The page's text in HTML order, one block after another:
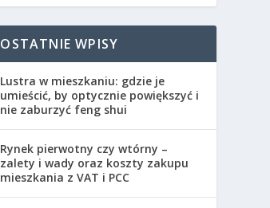
OSTATNIE WPISY
Lustra w mieszkaniu: gdzie je
umieścić, by optycznie powiększyć i
nie zaburzyć feng shui
Rynek pierwotny czy wtórny –
zalety i wady oraz koszty zakupu
mieszkania z VAT i PCC